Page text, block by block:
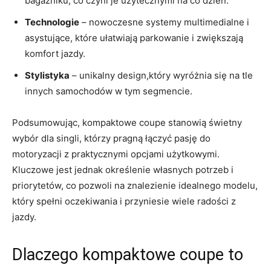
Technologie – nowoczesne systemy multimedialne i
asystujące, które ‍ułatwiają parkowanie i ⁢zwiększają
komfort jazdy.
Stylistyka – unikalny design,który wyróżnia się na tle
innych samochodów w tym ⁢segmencie.
Podsumowując, kompaktowe coupe stanowią świetny
wybór dla‍ singli, którzy pragną łączyć pasję ‍do
motoryzacji z praktycznymi opcjami użytkowymi.
Kluczowe jest jednak określenie własnych potrzeb i
‌priorytetów, co pozwoli na ‍znalezienie idealnego modelu,
‌który spełni oczekiwania i przyniesie wiele radości z⁢
jazdy.
Dlaczego kompaktowe coupe to